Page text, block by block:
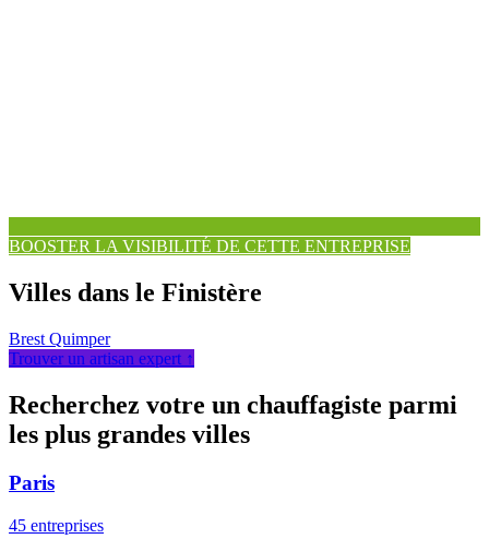
BOOSTER LA VISIBILITÉ DE CETTE ENTREPRISE
Villes dans le Finistère
Brest Quimper
Trouver un artisan expert ↑
Recherchez votre un chauffagiste parmi
les plus grandes villes
Paris
45 entreprises